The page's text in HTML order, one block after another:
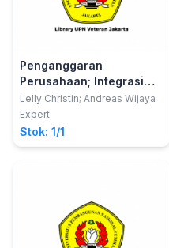
Penganggaran
Perusahaan; Integrasi
Teori dan Praktek
Lelly Christin; Andreas Wijaya
Expert
Stok: 1/1